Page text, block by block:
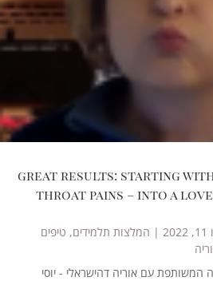
great results: starting with
throat pains – into a
| המלצות תלמידים, טיפים
המשותפת עם אוריה דהישראלי - יוסי